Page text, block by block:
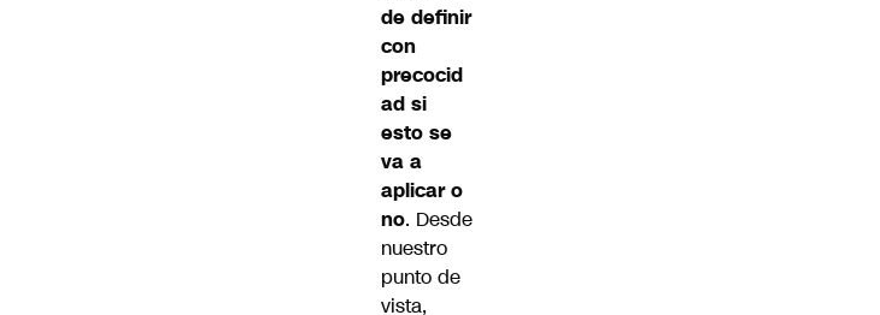
de definir
con
precocid
ad si
esto se
va a
aplicar o
no. Desde
nuestro
punto de
vista,